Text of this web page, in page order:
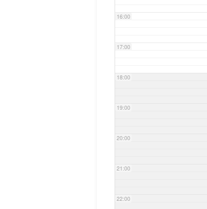
16:00
17:00
18:00
19:00
20:00
21:00
22:00